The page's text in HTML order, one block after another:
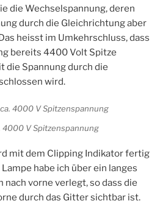
die Wechselspannung, deren
durch die Gleichrichtung aber
heisst im Umkehrschluss, dass
bereits 4400 Volt Spitze
die Spannung durch die
wird.
4000 V Spitzenspannung
mit dem Clipping Indikator fertig
habe ich über ein langes
nach vorne verlegt, so dass die
durch das Gitter sichtbar ist.